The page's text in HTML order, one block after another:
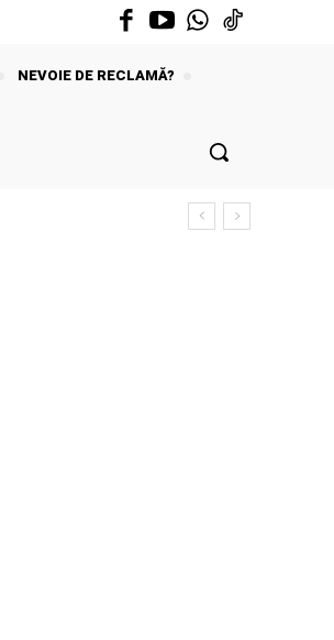
NEVOIE DE RECLAMĂ?